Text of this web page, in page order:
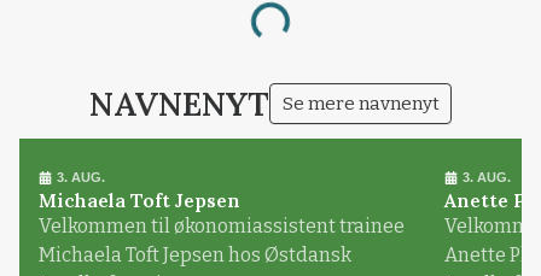
Loading...
NAVNENYT Se mere navnenyt
3. AUG.
Michaela Toft Jepsen
Velkommen til økonomiassistent trainee
Michaela Toft Jepsen hos Østdansk
3. AUG.
Anette
Anette